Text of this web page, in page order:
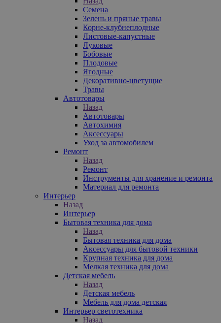
Семена
Зелень и пряные травы
Корне-клубнеплодные
Листовые-капустные
Луковые
Бобовые
Плодовые
Ягодные
Декоративно-цветущие
Травы
Автотовары
Назад
Автотовары
Автохимия
Аксессуары
Уход за автомобилем
Ремонт
Назад
Ремонт
Инструменты для хранение и ремонта
Материал для ремонта
Интерьер
Назад
Интерьер
Бытовая техника для дома
Назад
Бытовая техника для дома
Аксессуары для бытовой техники
Крупная техника для дома
Мелкая техника для дома
Детская мебель
Назад
Детская мебель
Мебель для дома детская
Интерьер светотехника
Назад